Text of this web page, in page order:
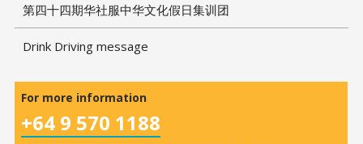
第四十四期华社服中华文化假日集训团
Drink Driving message
For more information
+64 9 570 1188